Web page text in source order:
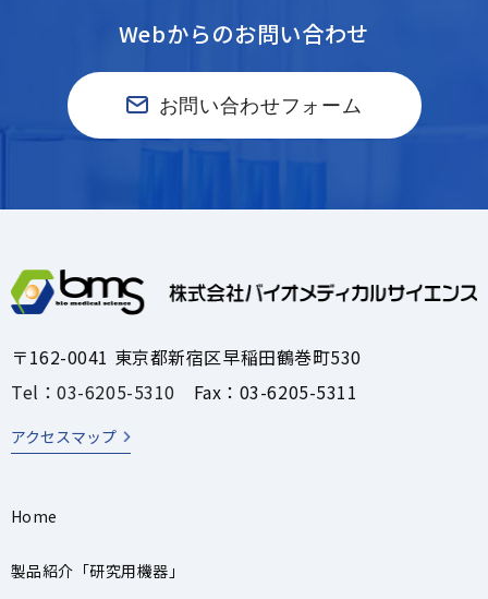
Webからのお問い合わせ
お問い合わせフォーム
〒162-0041 東京都新宿区早稲田鶴巻町530
Tel：03-6205-5310 Fax：03-6205-5311
アクセスマップ
Home
製品紹介「研究用機器」